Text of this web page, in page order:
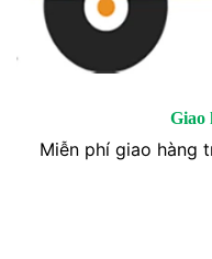
Giao
Miễn phí giao hàng